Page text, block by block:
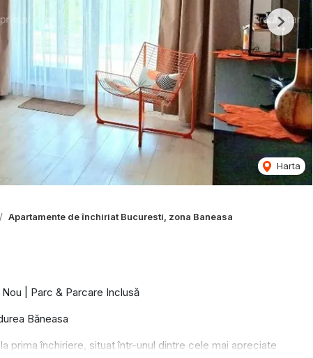
Harta
Next
Apartamente de închiriat Bucuresti, zona Baneasa
| Parc & Parcare Inclusă
Băneasa
prima închiriere, situat într-unul dintre cele mai apreciate